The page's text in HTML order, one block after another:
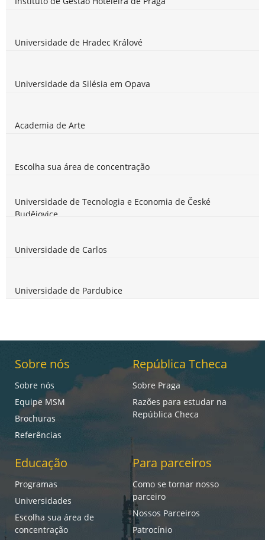
Universidade de Hradec Králové
Universidade da Silésia em Opava
Academia de Arte
Escolha sua área de concentração
Universidade de Tecnologia e Economia de České
Budějovice
Universidade de Carlos
Universidade de Pardubice
Sobre nós
Sobre nós
Equipe MSM
Brochuras
Referências
República Tcheca
Sobre Praga
Razões para estudar na
República Checa
Educação
Programas
Universidades
Escolha sua área de
concentração
Para parceiros
Como se tornar nosso
parceiro
Nossos Parceiros
Patrocínio